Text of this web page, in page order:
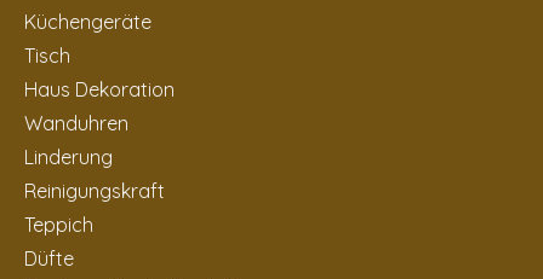
Küchengeräte
Tisch
Haus Dekoration
Wanduhren
Linderung
Reinigungskraft
Teppich
Düfte